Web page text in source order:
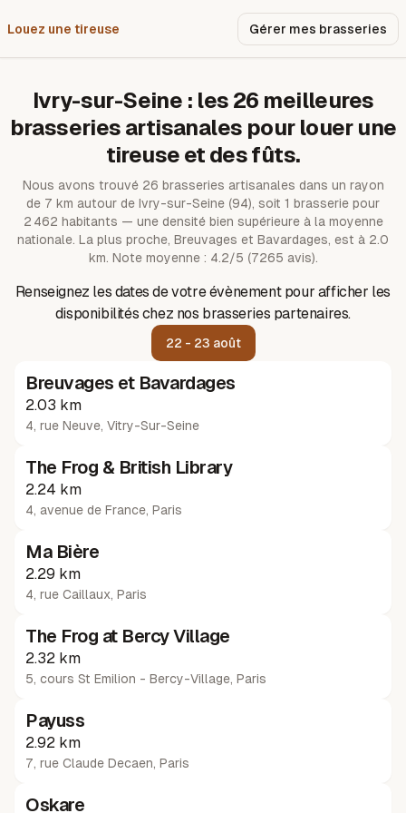
Louez une tireuse Gérer mes brasseries
Ivry-sur-Seine : les 26 meilleures
brasseries artisanales pour louer une
tireuse et des fûts.
Nous avons trouvé 26 brasseries artisanales dans un rayon
de 7 km autour de Ivry-sur-Seine (94), soit 1 brasserie pour
2 462 habitants — une densité bien supérieure à la moyenne
nationale. La plus proche, Breuvages et Bavardages, est à 2.0
km. Note moyenne : 4.2/5 (7265 avis).
Renseignez les dates de votre évènement pour afficher les
disponibilités chez nos brasseries partenaires.
22 - 23 août
Breuvages et Bavardages
2.03 km
4, rue Neuve, Vitry-Sur-Seine
The Frog & British Library
2.24 km
4, avenue de France, Paris
Ma Bière
2.29 km
4, rue Caillaux, Paris
The Frog at Bercy Village
2.32 km
5, cours St Emilion - Bercy-Village, Paris
Payuss
2.92 km
7, rue Claude Decaen, Paris
Oskare